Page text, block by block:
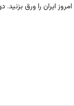
ایران را ورق